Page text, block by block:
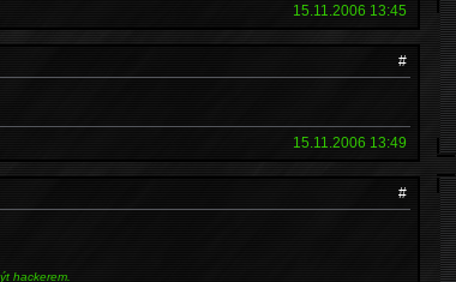
15.11.2006 13:45
#
15.11.2006 13:49
#
hackerem.